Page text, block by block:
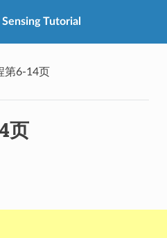
Sensing Tutorial
第6-14页
页